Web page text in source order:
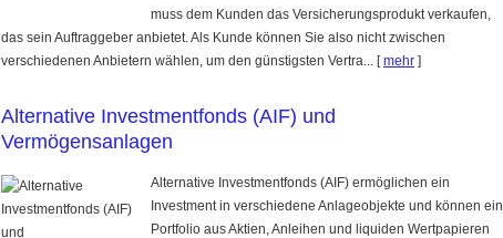
muss dem Kunden das Versicherungsprodukt verkaufen,
das sein Auftraggeber anbietet. Als Kunde können Sie also nicht zwischen
verschiedenen Anbietern wählen, um den günstigsten Vertra... [mehr ]
Alternative Investmentfonds (AIF) und
Vermögensanlagen
Alternative Investmentfonds (AIF) ermöglichen ein
Investment in verschiedene Anlageobjekte und können ein
Portfolio aus Aktien, Anleihen und liquiden Wertpapieren